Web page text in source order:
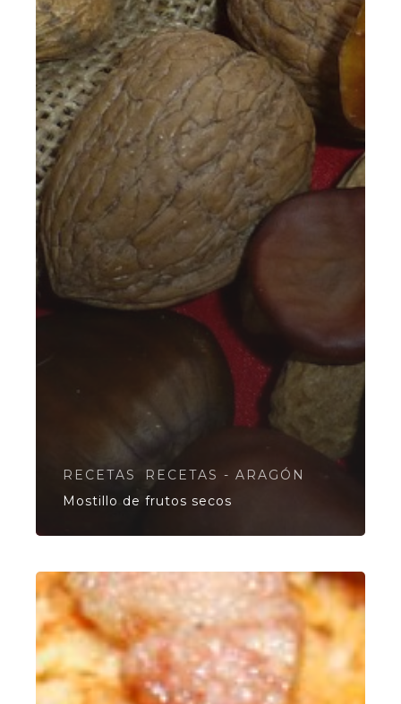
RECETAS
RECETAS - ARAGÓN
Mostillo de frutos secos